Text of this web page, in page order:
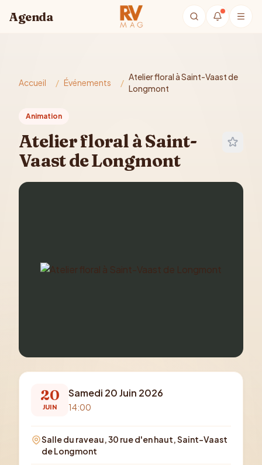
Agenda
Accueil / Événements /
Atelier floral à Saint-Vaast de
Longmont
Animation
Atelier floral à Saint-
Vaast de Longmont
20
JUIN
Samedi 20 Juin 2026
14:00
Salle du raveau, 30 rue d'en haut, Saint-Vaast
de Longmont